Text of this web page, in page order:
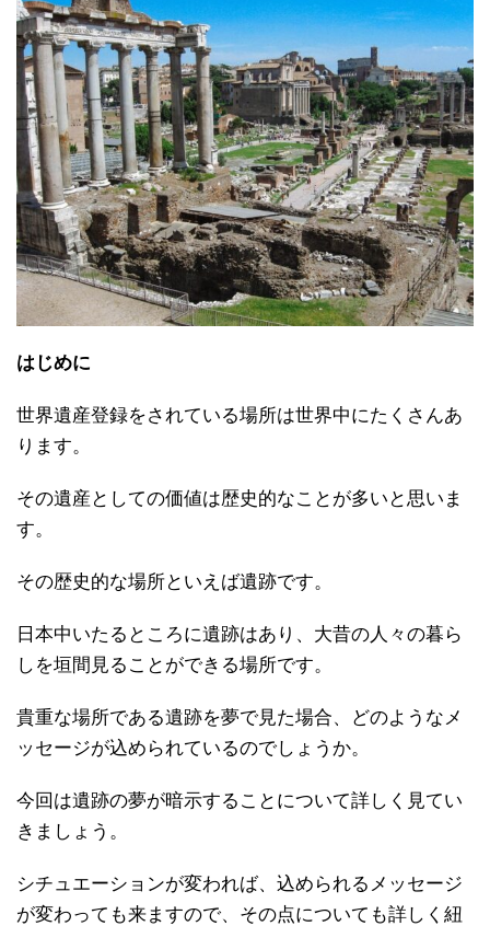
はじめに
世界遺産登録をされている場所は世界中にたくさんあ
ります。
その遺産としての価値は歴史的なことが多いと思いま
す。
その歴史的な場所といえば遺跡です。
日本中いたるところに遺跡はあり、大昔の人々の暮ら
しを垣間見ることができる場所です。
貴重な場所である遺跡を夢で見た場合、どのようなメ
ッセージが込められているのでしょうか。
今回は遺跡の夢が暗示することについて詳しく見てい
きましょう。
シチュエーションが変われば、込められるメッセージ
が変わっても来ますので、その点についても詳しく紐